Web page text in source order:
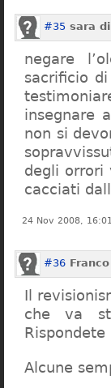
#35 sara
negare
sacrificio
insegnare
non si
degli orrori
cacciati
24 Nov 2008, 16:01
#36
Il
che va
Alcune